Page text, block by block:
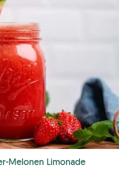
Melonen Limonade